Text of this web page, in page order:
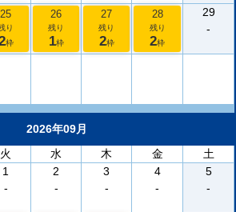
25
り
枠
26
残り
1枠
27
残り
2枠
28
残り
2枠
29
-
2026年09月
火 水 木 金
土
1
-
2
-
3
-
4
-
5
-